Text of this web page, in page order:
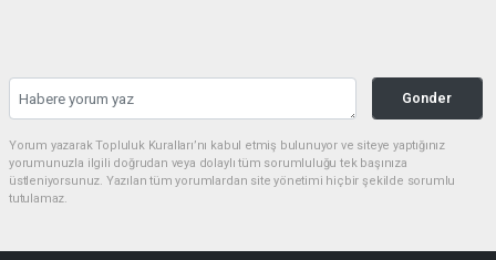
Gonder
Yorum yazarak Topluluk Kuralları’nı kabul etmiş bulunuyor ve siteye yaptığınız
yorumunuzla ilgili doğrudan veya dolaylı tüm sorumluluğu tek başınıza
üstleniyorsunuz. Yazılan tüm yorumlardan site yönetimi hiçbir şekilde sorumlu
tutulamaz.